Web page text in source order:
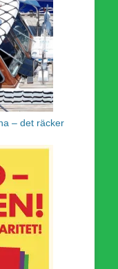
– det räcker